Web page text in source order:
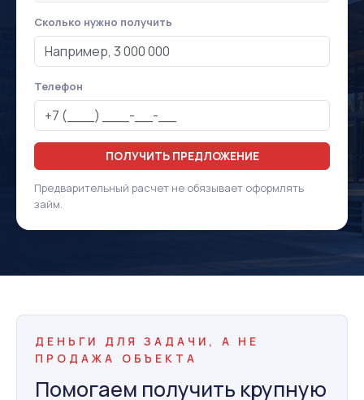
Сколько нужно получить
Телефон
ПОЛУЧИТЬ ПРЕДЛОЖЕНИЕ
Предварительный расчет не обязывает оформлять
займ.
ДЕНЬГИ ДЛЯ ЗАДАЧИ, А НЕ
ПРОДАЖА ОБЪЕКТА
Помогаем получить крупную